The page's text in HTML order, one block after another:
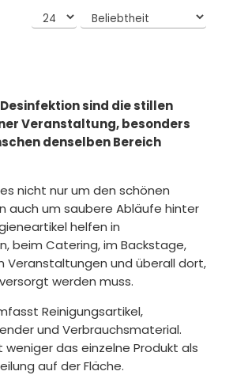
sind die stillen
Veranstaltung, besonders
denselben Bereich
nicht nur um den schönen
auch um saubere Abläufe hinter
helfen in
beim Catering, im Backstage,
Veranstaltungen und überall dort,
werden muss.
Reinigungsartikel,
und Verbrauchsmaterial.
weniger das einzelne Produkt als
auf der Fläche.